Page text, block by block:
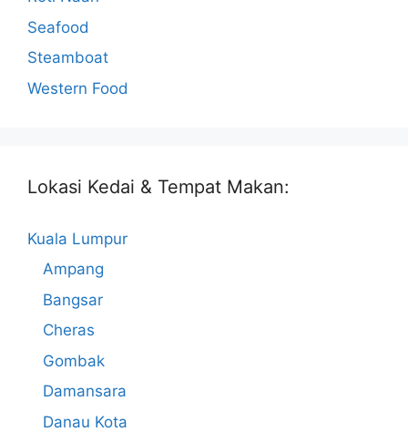
Seafood
Steamboat
Western Food
Lokasi Kedai & Tempat Makan:
Kuala Lumpur
Ampang
Bangsar
Cheras
Gombak
Damansara
Danau Kota